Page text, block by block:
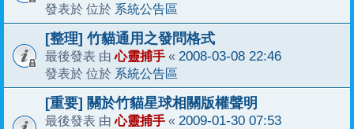
發表於 位於 系統公告區
[整理] 竹貓通用之發問格式
最後發表 由心靈捕手 « 2008-03-08 22:46
發表於 位於 系統公告區
[重要] 關於竹貓星球相關版權聲明
最後發表 由心靈捕手 « 2009-01-30 07:53